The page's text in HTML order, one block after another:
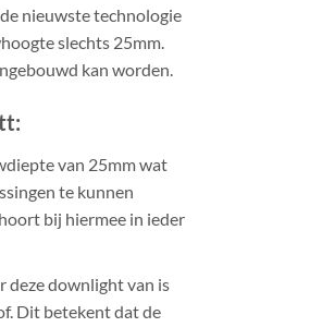
nieuwste technologie
slechts 25mm.
kan worden.
van 25mm wat
te kunnen
bij hiermee in ieder
downlight van is
Dit betekent dat de